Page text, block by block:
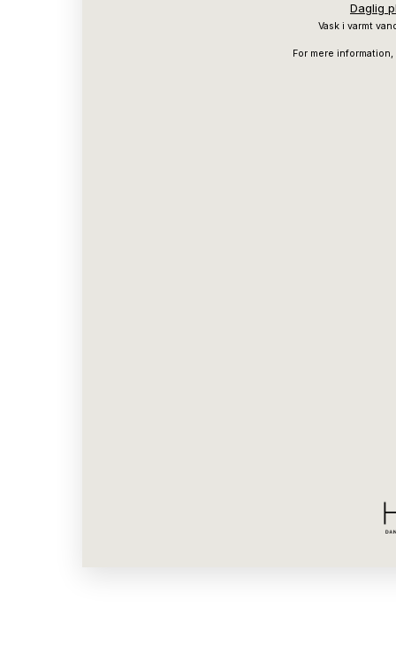
Daglig
Vask i varmt
For mere